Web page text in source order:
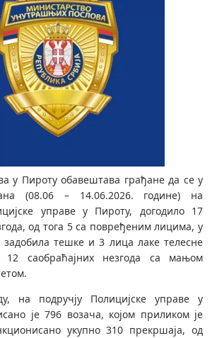
у Пироту обавештава грађане да се у
(08.06 – 14.06.2026. године) на
управе у Пироту, догодило 17
од тога 5 са повређеним лицима, у
задобила тешке и 3 лица лаке телесне
саобраћајних незгода са мањом
на подручју Полицијске управе у
је 796 возача, којом приликом је
укупно 310 прекршаја, oд